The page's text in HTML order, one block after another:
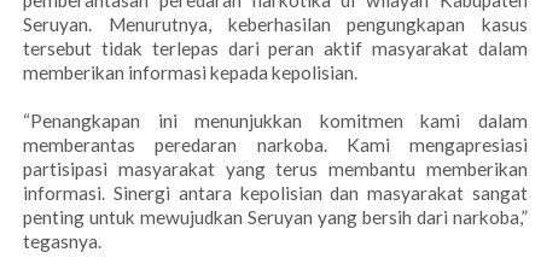
Seruyan. Menurutnya, keberhasilan pengungkapan kasus
tersebut tidak terlepas dari peran aktif masyarakat dalam
memberikan informasi kepada kepolisian.
“Penangkapan ini menunjukkan komitmen kami dalam
memberantas peredaran narkoba. Kami mengapresiasi
partisipasi masyarakat yang terus membantu memberikan
informasi. Sinergi antara kepolisian dan masyarakat sangat
penting untuk mewujudkan Seruyan yang bersih dari narkoba,”
tegasnya.